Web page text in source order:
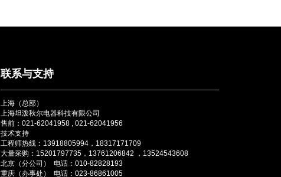
联系与支持
上海（总部）
上海坦泼秋尔电器科技有限公司
售前：021-62041958 , 021-62041956
技术支持
工程师热线：13918805994，18317171709
大量采购：15201797735，13761206842 ，13524543608
北京（分公司） 电话：010-82828193
重庆（办事处） 电话：023-86861005